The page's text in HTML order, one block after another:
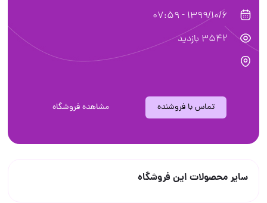
1399/10/6 - 07:59
3542 بازدید
تماس با فروشنده مشاهده فروشگاه
سایر محصولات این فروشگاه